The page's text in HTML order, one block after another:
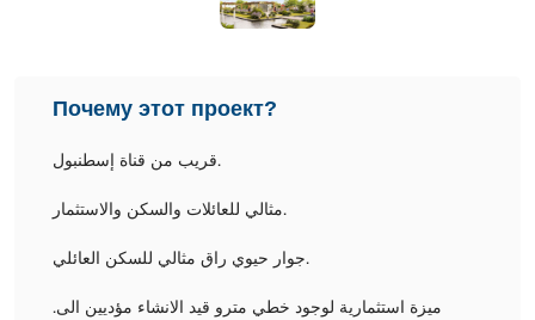
Почему этот проект?
قريب من قناة إسطنبول.
مثالي للعائلات والسكن والاستثمار.
جوار حيوي راق مثالي للسكن العائلي.
.ميزة استثمارية لوجود خطي مترو قيد الانشاء مؤديين الى